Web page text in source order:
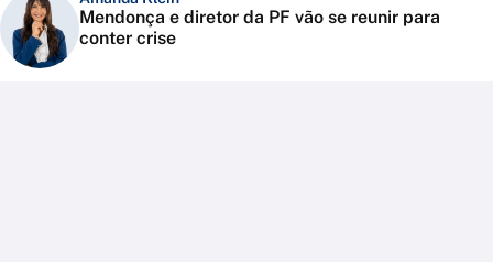
Mendonça e diretor da PF vão se reunir para
conter crise